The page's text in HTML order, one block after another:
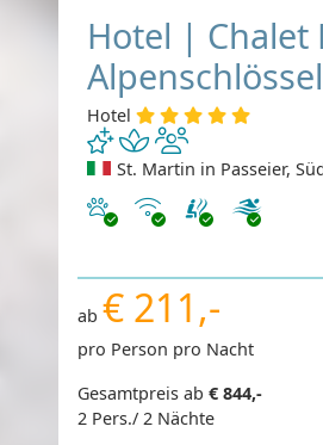
Hotel | Chalet
Alpenschlössel
Hotel
St. Martin in Passeier,
Haustiere erlaubt
Internet
ab € 211,-
pro Person pro Nacht
Gesamtpreis ab € 844,-
2 Pers./ 2 Nächte